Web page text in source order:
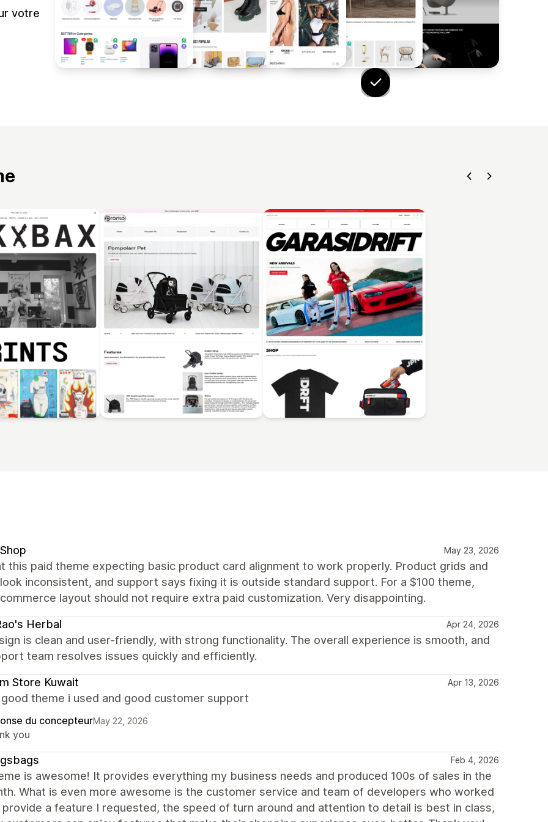
votre
May 23, 2026
this paid theme expecting basic product card alignment to work properly. Product grids and
inconsistent, and support says fixing it is outside standard support. For a $100 theme,
layout should not require extra paid customization. Very disappointing.
Herbal Apr 24, 2026
is clean and user-friendly, with strong functionality. The overall experience is smooth, and
team resolves issues quickly and efficiently.
Store Kuwait Apr 13, 2026
theme i used and good customer support
du concepteurMay 22, 2026
you
Feb 4, 2026
is awesome! It provides everything my business needs and produced 100s of sales in the
What is even more awesome is the customer service and team of developers who worked
a feature I requested, the speed of turn around and attention to detail is best in class,